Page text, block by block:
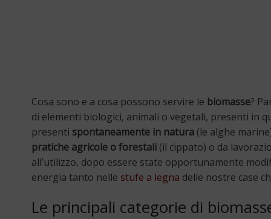
Cosa sono e a cosa possono servire le biomasse?
di elementi biologici, animali o vegetali, presenti in
presenti spontaneamente in natura (le alghe
pratiche agricole o forestali (il cippato) o da
all’utilizzo, dopo essere state opportunamente
energia tanto nelle stufe a legna delle nostre case
Le principali categorie di